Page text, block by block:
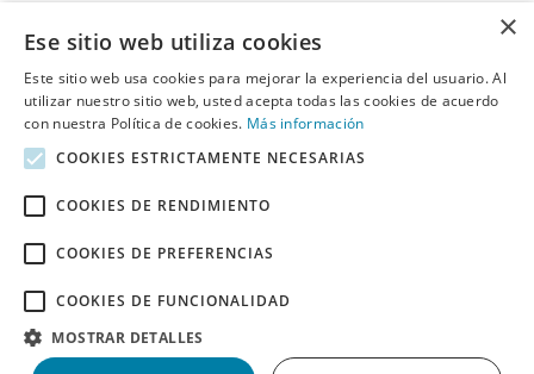
Gratis
Acerca de
Sobre nosotros
Contacto
Información legal
Declaración de cookies
Descargo de Responsabilidad
Derechos de autor ©Chollo2026. Todos los derechos quedan
×
Ese sitio web utiliza cookies
Este sitio web usa cookies para mejorar la experiencia del usuario. Al
utilizar nuestro sitio web, usted acepta todas las cookies de acuerdo
con nuestra Política de cookies. Más información
COOKIES ESTRICTAMENTE NECESARIAS
COOKIES DE RENDIMIENTO
COOKIES DE PREFERENCIAS
COOKIES DE FUNCIONALIDAD
MOSTRAR DETALLES